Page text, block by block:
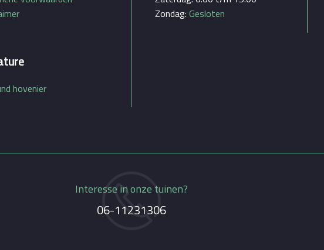
hovenier
Zondag: Gesloten
Interesse in onze tuinen?
06-11231306